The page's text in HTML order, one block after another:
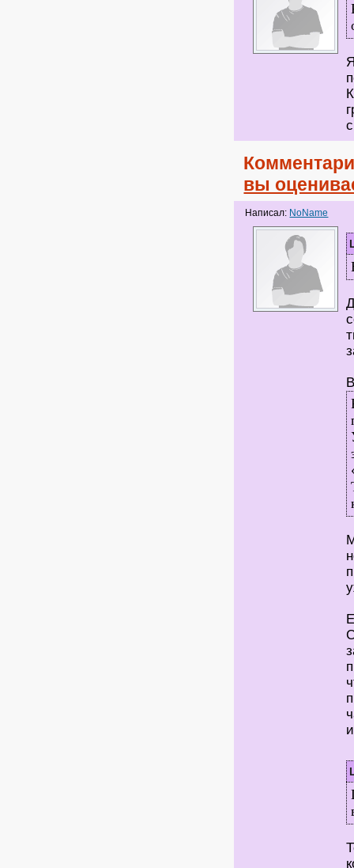
вы
Написал: NoName